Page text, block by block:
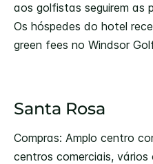
aos golfistas seguirem as
Os hóspedes do hotel
green fees no Windsor
Santa Rosa
Compras: Amplo centro
centros comerciais,